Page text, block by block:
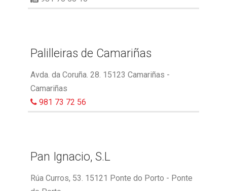
Palilleiras de Camariñas
Avda. da Coruña. 28. 15123 Camariñas -
Camariñas
981 73 72 56
Pan Ignacio, S.L
Rúa Curros, 53. 15121 Ponte do Porto - Ponte